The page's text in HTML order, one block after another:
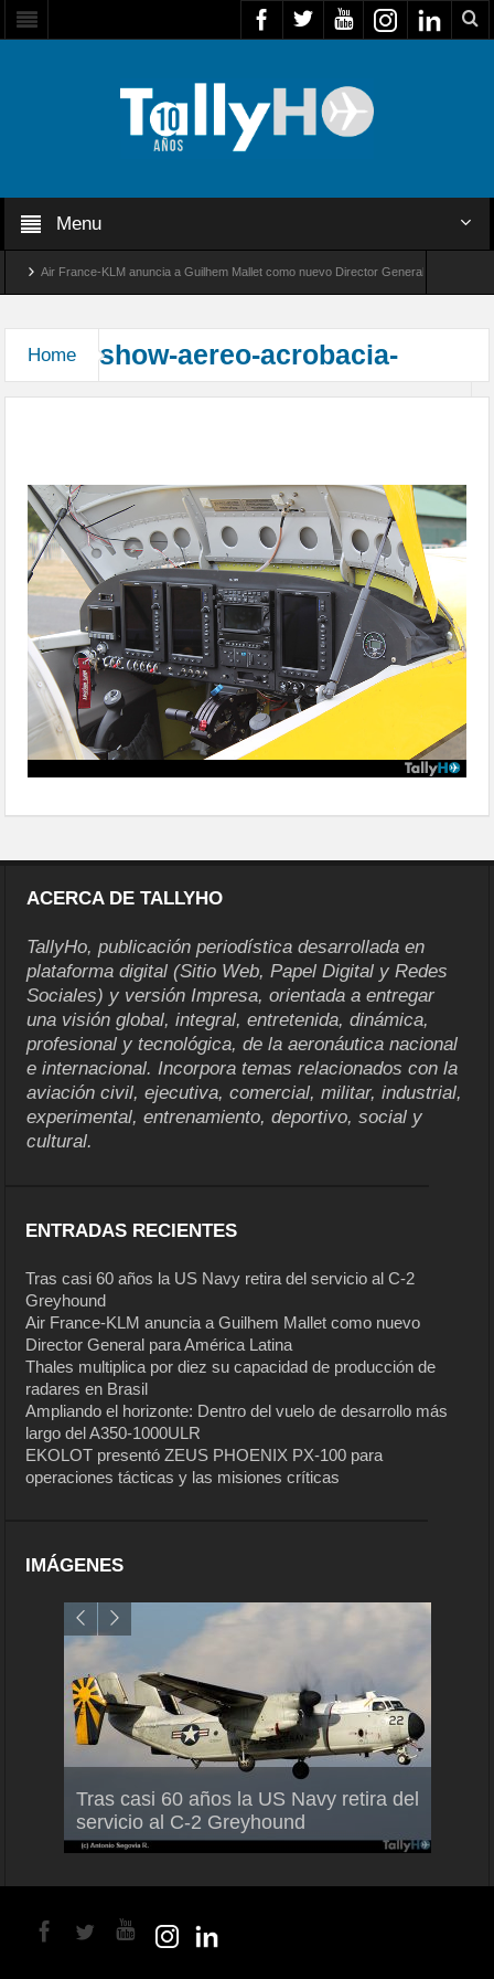
Menu
Air France-KLM anuncia a Guilhem Mallet como nuevo Director General para América
Home show-aereo-acrobacia-
villarrica004
ACERCA DE TALLYHO
TallyHo, publicación periodística desarrollada en
plataforma digital (Sitio Web, Papel Digital y Redes
Sociales) y versión Impresa, orientada a entregar
una visión global, integral, entretenida, dinámica,
profesional y tecnológica, de la aeronáutica nacional
e internacional. Incorpora temas relacionados con la
aviación civil, ejecutiva, comercial, militar, industrial,
experimental, entrenamiento, deportivo, social y
cultural.
ENTRADAS RECIENTES
Tras casi 60 años la US Navy retira del servicio al C-2
Greyhound
Air France-KLM anuncia a Guilhem Mallet como nuevo
Director General para América Latina
Thales multiplica por diez su capacidad de producción de
radares en Brasil
Ampliando el horizonte: Dentro del vuelo de desarrollo más
largo del A350-1000ULR
EKOLOT presentó ZEUS PHOENIX PX-100 para
operaciones tácticas y las misiones críticas
IMÁGENES
Tras casi 60 años la US Navy retira del
servicio al C-2 Greyhound
Air France-KLM anuncia a Guilhem
Mallet como nuevo Director General
para América Latina